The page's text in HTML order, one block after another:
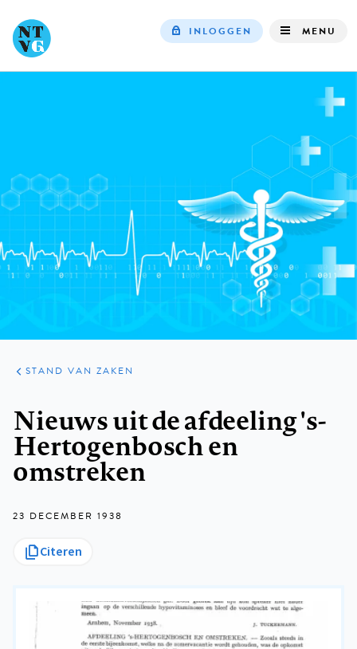
navigation
INLOGGEN MENU
ARTIKELEN
PRAKTIJK
STAND VAN ZAKEN
Nieuws uit de afdeeling 's-
Hertogenbosch en
omstreken
23 DECEMBER 1938
Citeren